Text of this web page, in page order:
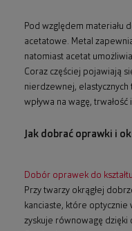
Pod względem materiału
acetatowe. Metal
natomiast acetat
Coraz częściej pojawiają
nierdzewnej, elastycznych
wpływa na wagę,
Jak dobrać oprawki i
Dobór oprawek do
Przy twarzy okrągłej
kanciaste, które optycznie
zyskuje równowagę dzięki